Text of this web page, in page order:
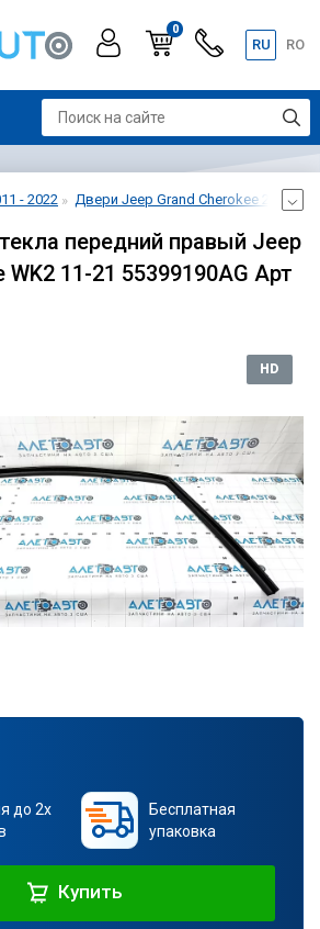
0
RU RO
- 2022 Двери Jeep Grand Cherokee 2011 -
передний правый Jeep
WK2 11-21 55399190AG Арт
HD
до 2х
Бесплатная
упаковка
Купить